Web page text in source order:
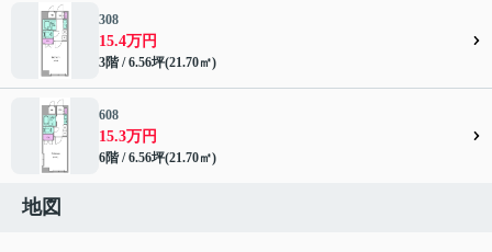
308
15.4万円
3階 / 6.56坪(21.70㎡)
608
15.3万円
6階 / 6.56坪(21.70㎡)
地図